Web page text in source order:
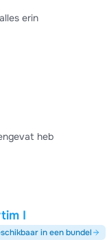
erin
heb
I
in een bundel